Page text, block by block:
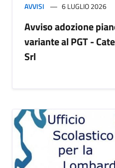
AVVISI 6 LUGLIO 2026
Avviso adozione
variante al PGT -
Srl